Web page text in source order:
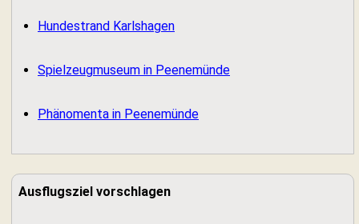
Hundestrand Karlshagen
Spielzeugmuseum in Peenemünde
Phänomenta in Peenemünde
Ausflugsziel vorschlagen